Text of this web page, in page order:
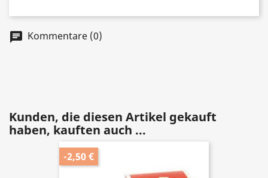
Kommentare (0)
Kunden, die diesen Artikel gekauft
haben, kauften auch ...
-2,50 €